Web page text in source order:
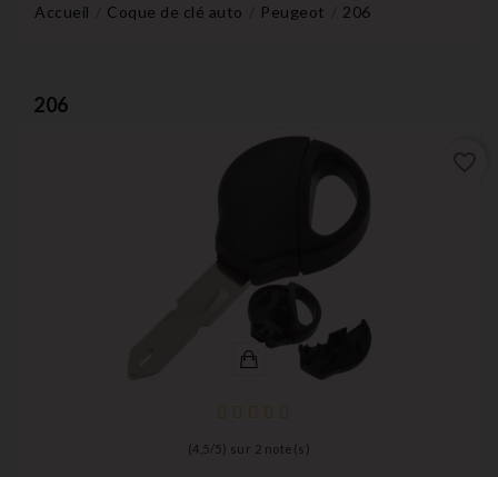
Accueil Coque de clé auto Peugeot 206
206
(4,5 / 5) sur 2 note(s)